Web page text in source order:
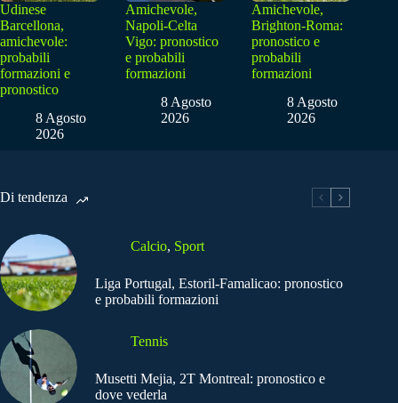
Udinese
Barcellona,
amichevole:
probabili
formazioni e
pronostico
8 Agosto
2026
Amichevole,
Napoli-Celta
Vigo: pronostico
e probabili
formazioni
8 Agosto
2026
Amichevole,
Brighton-Roma:
pronostico e
probabili
formazioni
8 Agosto
2026
Di tendenza
Calcio, Sport
Liga Portugal, Estoril-Famalicao: pronostico
e probabili formazioni
Tennis
Musetti Mejia, 2T Montreal: pronostico e
dove vederla